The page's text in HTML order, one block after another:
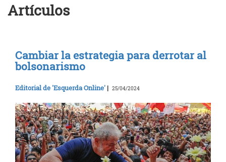
Artículos
Cambiar la estrategia para derrotar al
bolsonarismo
Editorial de 'Esquerda Online' | 25/04/2024